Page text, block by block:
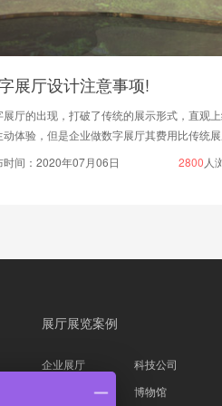
型展厅搭建
重展厅的安全性与实用性，选用环保、防火的
，规范电路铺设，确保展厅运行安全，兼顾美
布时间：2026年03月26日
383
展厅展览案例
企业展厅
科技公司
博物馆